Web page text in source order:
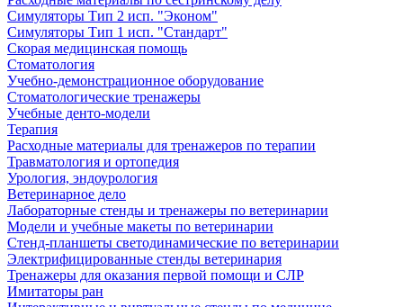
Симуляторы Тип 2 исп. "Эконом"
Симуляторы Тип 1 исп. "Стандарт"
Скорая медицинская помощь
Стоматология
Учебно-демонстрационное оборудование
Стоматологические тренажеры
Учебные денто-модели
Терапия
Расходные материалы для тренажеров по терапии
Травматология и ортопедия
Урология, эндоурология
Ветеринарное дело
Лабораторные стенды и тренажеры по ветеринарии
Модели и учебные макеты по ветеринарии
Стенд-планшеты светодинамические по ветеринарии
Электрифицированные стенды ветеринария
Тренажеры для оказания первой помощи и СЛР
Имитаторы ран